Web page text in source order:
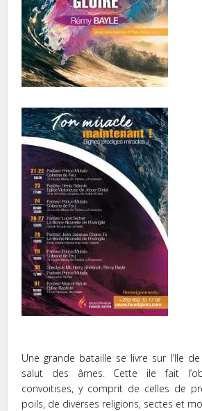
Une grande bataille se livre sur l’Ile
salut des âmes. Cette ile fait
convoitises, y comprit de celles de
poils, de diverses religions, sectes et